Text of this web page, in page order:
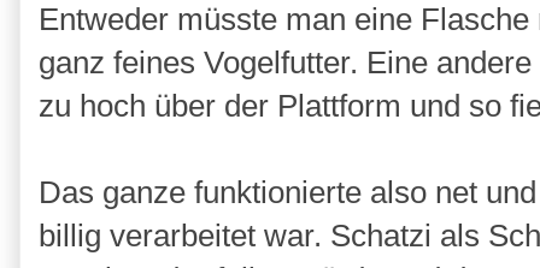
Entweder müsste man eine
ganz feines Vogelfutter. Eine
zu hoch über der Plattform und so
Das ganze funktionierte also net
billig verarbeitet war. Schatzi als